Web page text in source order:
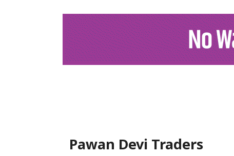
गृह पेज सम्पुर्ण
Pawan Devi Traders